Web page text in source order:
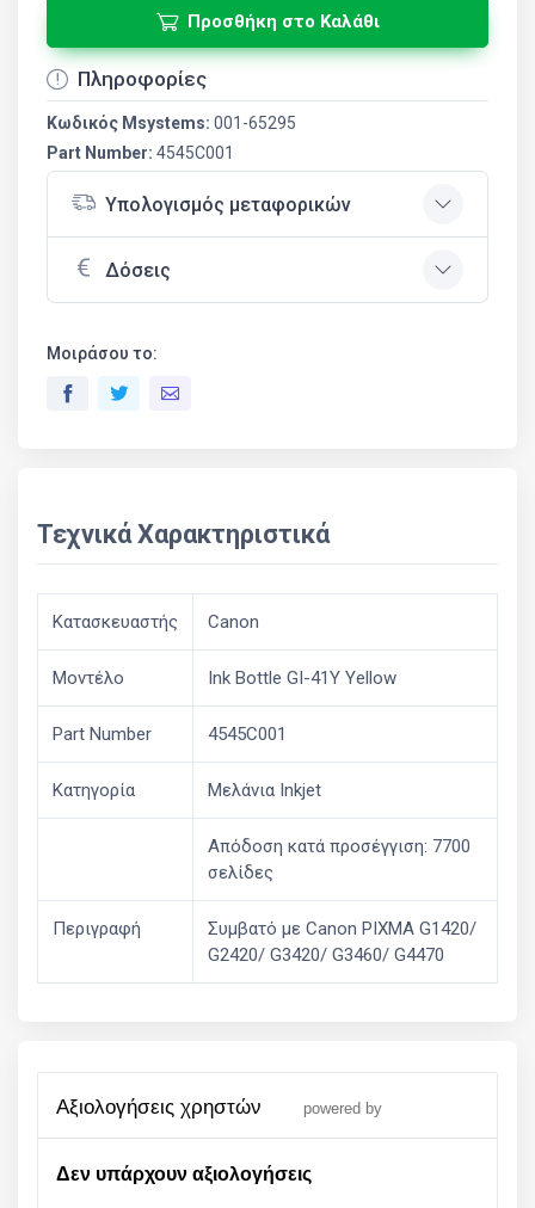
Προσθήκη στο Καλάθι
Πληροφορίες
Κωδικός Msystems: 001-65295
Part Number: 4545C001
Υπολογισμός μεταφορικών
Δόσεις
Μοιράσου το:
Τεχνικά Χαρακτηριστικά
Κατασκευαστής Canon
Μοντέλο Ink Bottle GI-41Y Yellow
Part Number 4545C001
Κατηγορία Μελάνια Inkjet
Απόδοση κατά προσέγγιση: 7700
σελίδες
Περιγραφή
Συμβατό με Canon PIXMA G1420/
G2420/ G3420/ G3460/ G4470
αξιολογήσεις χρηστών powered by
Δεν υπάρχουν αξιολογήσεις